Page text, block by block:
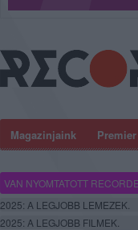
Magazinjaink Premier
VAN NYOMTATOTT
2025: A LEGJOBB LEMEZEK.
2025: A LEGJOBB FILMEK.